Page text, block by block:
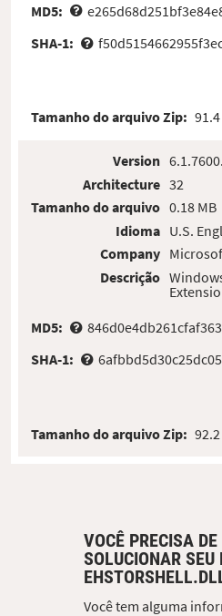
MD5:
SHA-1:
Tamanho do arquivo Zip:
Version
Architecture
Tamanho do arquivo
Idioma
Company
Descrição
32
0.18 MB
U.S.
MD5:
SHA-1:
Tamanho do arquivo Zip:
VOCÊ PRECISA
SOLUCIONAR
Você tem alguma